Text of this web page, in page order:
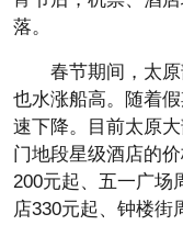
落。
春节期间，太
也水涨船高。随着
速下降。目前太原
门地段星级酒店的
200元起、五一广场
店330元起、钟楼